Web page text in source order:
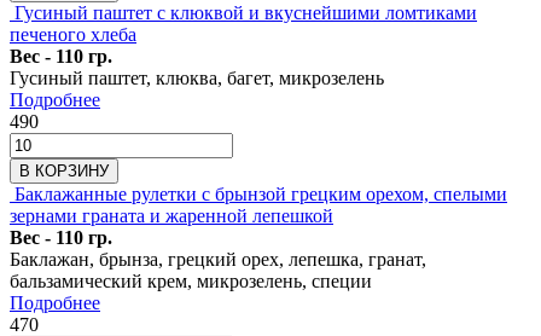
Гусиный паштет с клюквой и вкуснейшими ломтиками
печеного хлеба
Вес - 110 гр.
Гусиный паштет, клюква, багет, микрозелень
Подробнее
490
В КОРЗИНУ
Баклажанные рулетки с брынзой грецким орехом, спелыми
зернами граната и жаренной лепешкой
Вес - 110 гр.
Баклажан, брынза, грецкий орех, лепешка, гранат,
бальзамический крем, микрозелень, специи
Подробнее
470